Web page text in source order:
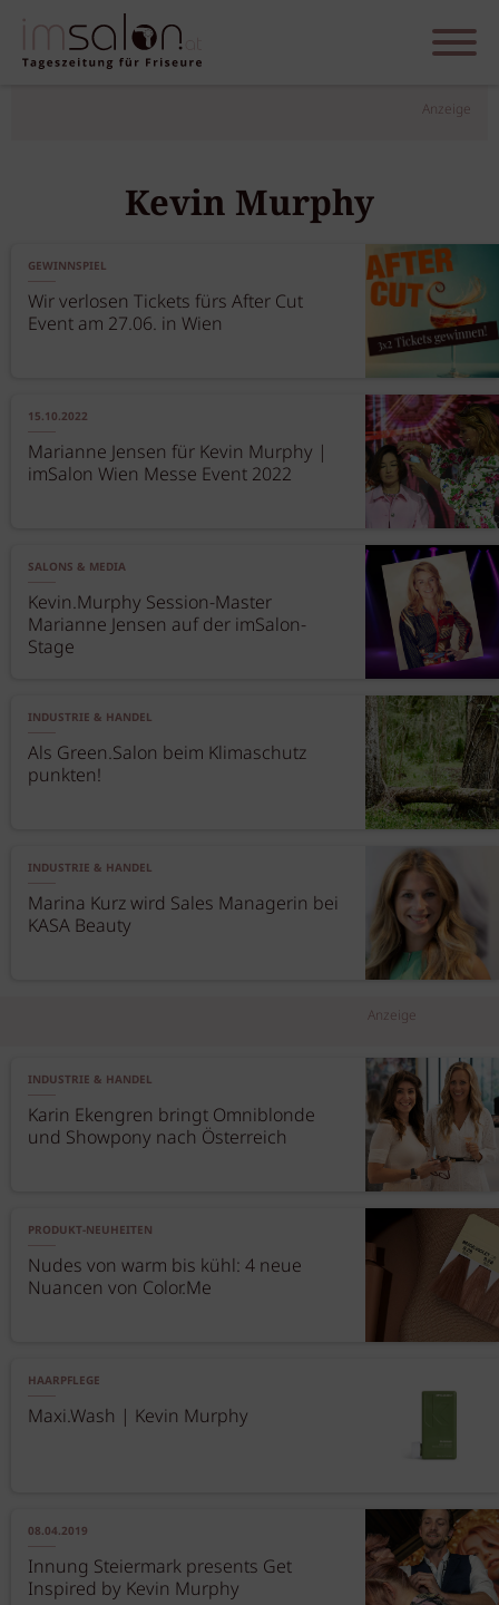
Anzeige
Kevin Murphy
GEWINNSPIEL
Wir verlosen Tickets fürs After Cut
Event am 27.06. in Wien
15.10.2022
Marianne Jensen für Kevin Murphy |
imSalon Wien Messe Event 2022
SALONS & MEDIA
Kevin.Murphy Session-Master
Marianne Jensen auf der imSalon-
Stage
INDUSTRIE & HANDEL
Als Green.Salon beim Klimaschutz
punkten!
INDUSTRIE & HANDEL
Marina Kurz wird Sales Managerin bei
KASA Beauty
Anzeige
INDUSTRIE & HANDEL
Karin Ekengren bringt Omniblonde
und Showpony nach Österreich
PRODUKT-NEUHEITEN
Nudes von warm bis kühl: 4 neue
Nuancen von Color.Me
HAARPFLEGE
Maxi.Wash | Kevin Murphy
08.04.2019
Innung Steiermark presents Get
Inspired by Kevin Murphy